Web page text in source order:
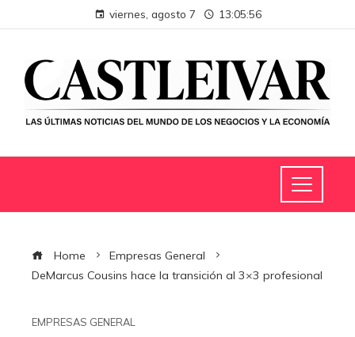
viernes, agosto 7 13:05:57
Home
Empresas General
DeMarcus Cousins ​​​​hace la transición al 3×3 profesional
EMPRESAS GENERAL